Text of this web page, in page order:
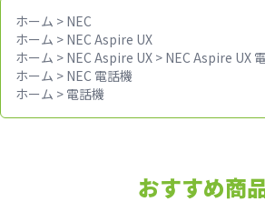
ホーム > NEC
ホーム > NEC Aspire UX
ホーム > NEC Aspire UX > NEC Aspire UX
ホーム > NEC 電話機
ホーム > 電話機
おすすめ商